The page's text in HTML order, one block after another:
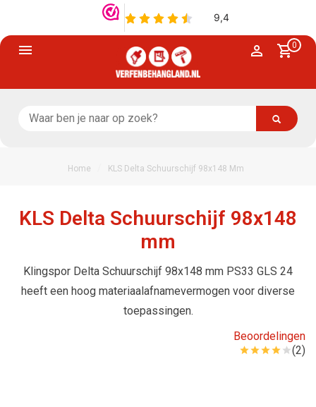
0
Home KLS Delta Schuurschijf 98x148 Mm
KLS Delta Schuurschijf 98x148
mm
Klingspor Delta Schuurschijf 98x148 mm PS33 GLS 24
heeft een hoog materiaalafnamevermogen voor diverse
toepassingen.
Beoordelingen
(2)